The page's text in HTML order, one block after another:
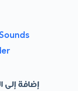
إضافة إلى